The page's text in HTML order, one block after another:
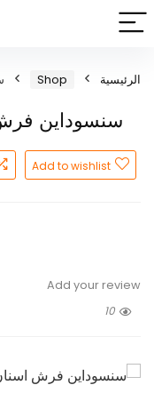
الرئيسية Shop
سنسوداين
Add to wishlist
Add your review
10